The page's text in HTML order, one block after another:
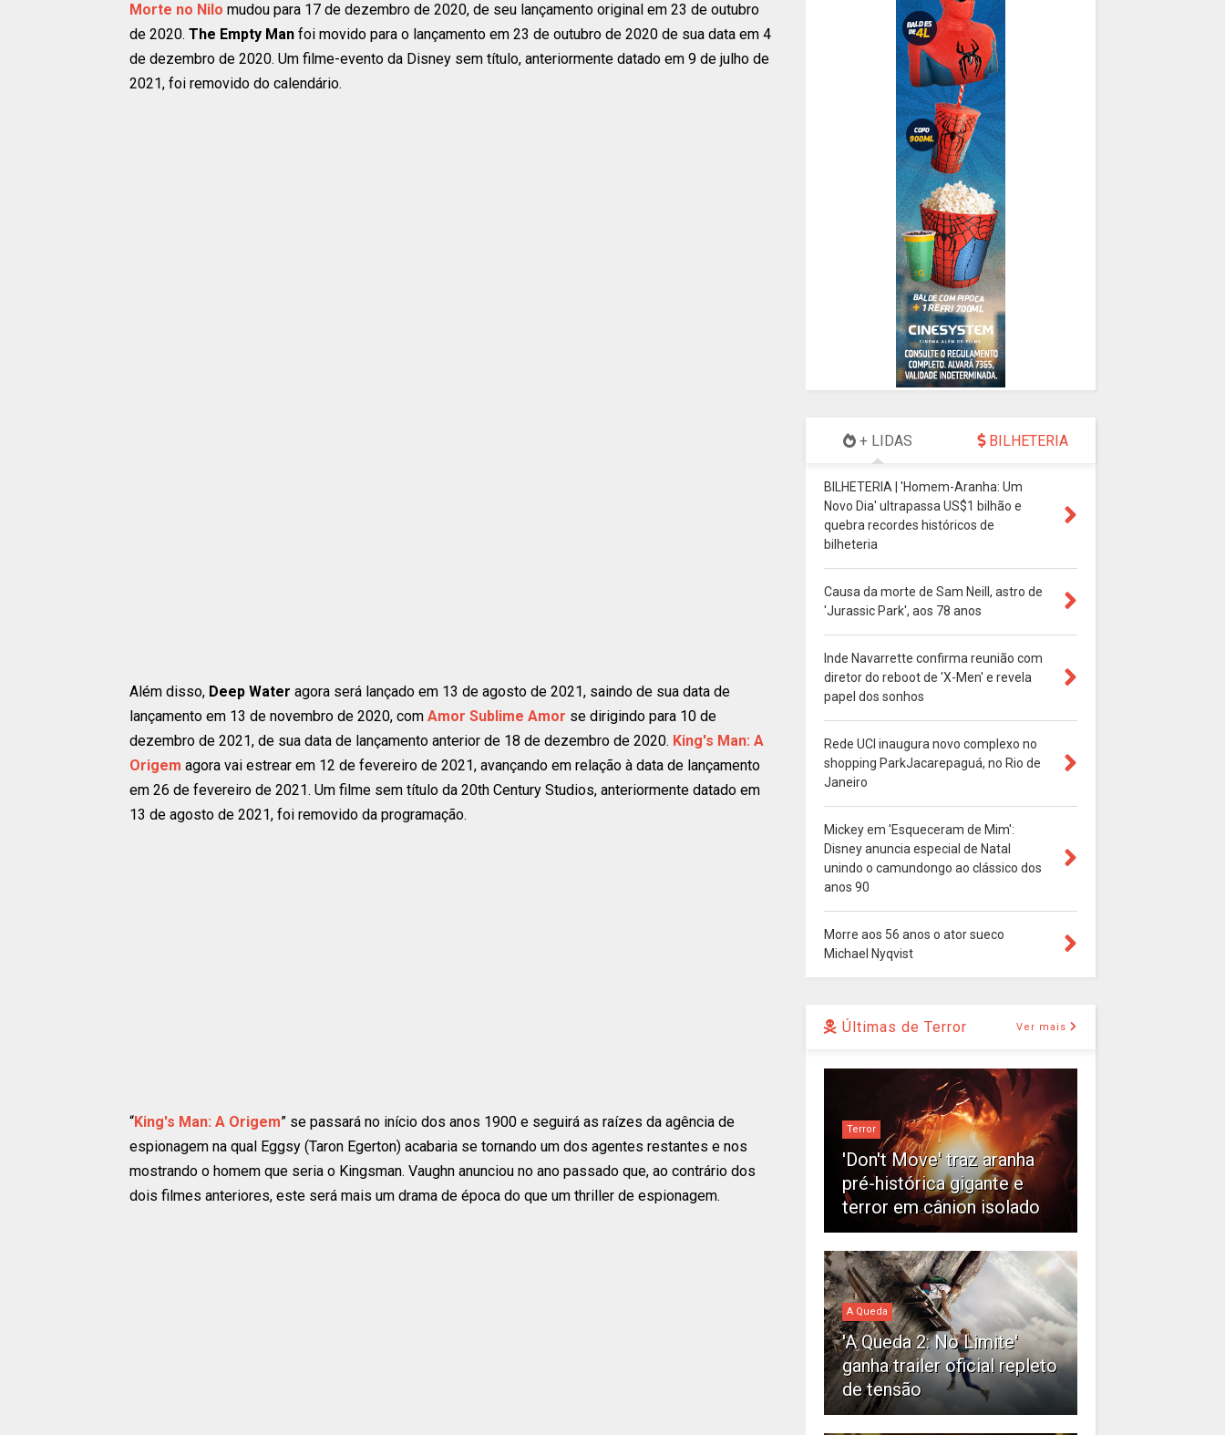
Morte no Nilo mudou para 17 de dezembro de 2020, de seu lançamento original em 23 de outubro
de 2020. The Empty Man foi movido para o lançamento em 23 de outubro de 2020 de sua data em 4
de dezembro de 2020. Um filme-evento da Disney sem título, anteriormente datado em 9 de julho de
2021, foi removido do calendário.
Além disso, Deep Water agora será lançado em 13 de agosto de 2021, saindo de sua data de
lançamento em 13 de novembro de 2020, com Amor Sublime Amor se dirigindo para 10 de
dezembro de 2021, de sua data de lançamento anterior de 18 de dezembro de 2020. King's Man: A
Origem agora vai estrear em 12 de fevereiro de 2021, avançando em relação à data de lançamento
em 26 de fevereiro de 2021. Um filme sem título da 20th Century Studios, anteriormente datado em
13 de agosto de 2021, foi removido da programação.
“King's Man: A Origem” se passará no início dos anos 1900 e seguirá as raízes da agência de
espionagem na qual Eggsy (Taron Egerton) acabaria se tornando um dos agentes restantes e nos
mostrando o homem que seria o Kingsman. Vaughn anunciou no ano passado que, ao contrário dos
dois filmes anteriores, este será mais um drama de época do que um thriller de espionagem.
+ LIDAS BILHETERIA
BILHETERIA | 'Homem-Aranha: Um
Novo Dia' ultrapassa US$1 bilhão e
quebra recordes históricos de
bilheteria
Causa da morte de Sam Neill, astro de
'Jurassic Park', aos 78 anos
Inde Navarrette confirma reunião com
diretor do reboot de 'X-Men' e revela
papel dos sonhos
Rede UCI inaugura novo complexo no
shopping ParkJacarepaguá, no Rio de
Janeiro
Mickey em 'Esqueceram de Mim':
Disney anuncia especial de Natal
unindo o camundongo ao clássico dos
anos 90
Morre aos 56 anos o ator sueco
Michael Nyqvist
Últimas de Terror Ver mais
Terror
'Don't Move' traz aranha
pré-histórica gigante e
terror em cânion isolado
A Queda
'A Queda 2: No Limite'
ganha trailer oficial repleto
de tensão